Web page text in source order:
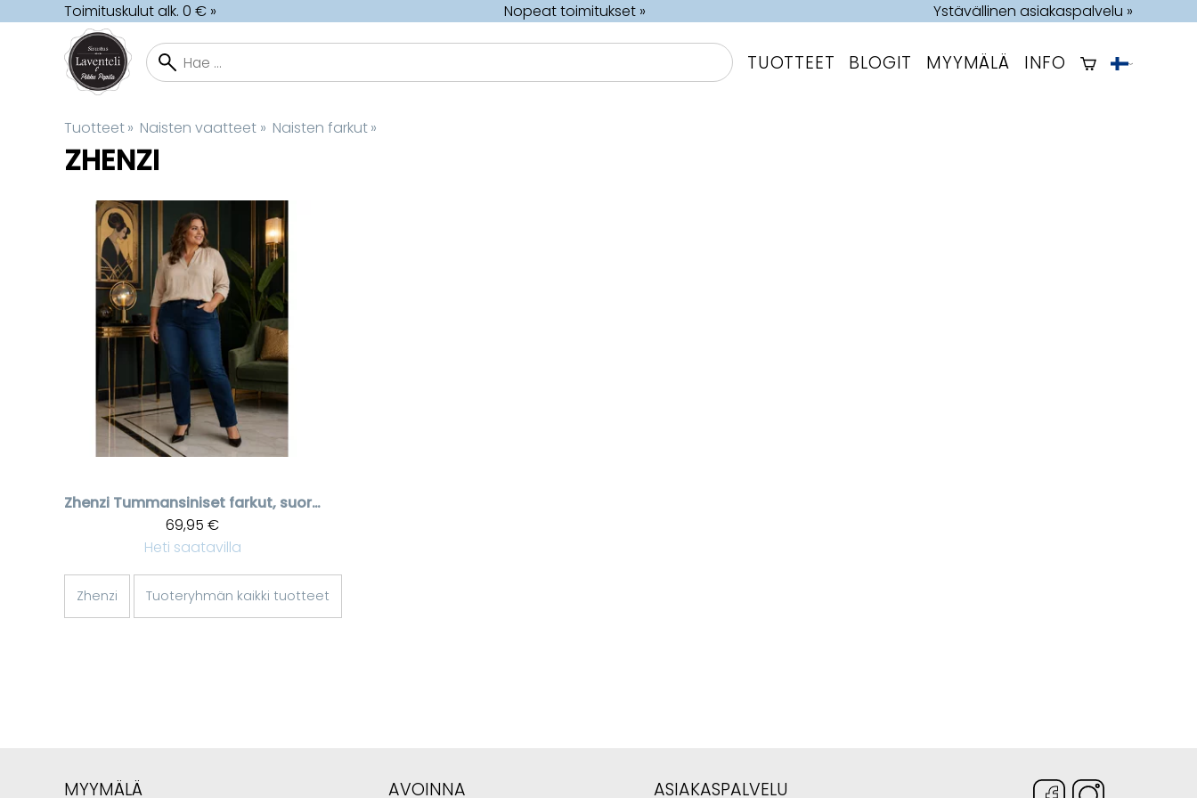
Toimituskulut alk. 0 € » Nopeat toimitukset » Ystävällinen asiakaspalvelu »
TUOTTEET BLOGIT MYYMÄLÄ INFO
Tuotteet‪» Naisten vaatteet ‪» Naisten farkut‪»
ZHENZI
Zhenzi
Tummansiniset farkut, suora lahje
69,95 €
Heti saatavilla
Zhenzi Tuoteryhmän kaikki tuotteet
MYYMÄLÄ AVOINNA ASIAKASPALVELU